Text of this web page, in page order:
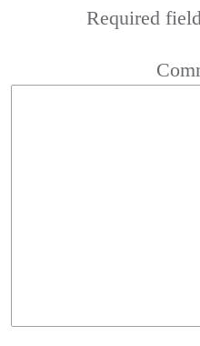
Required